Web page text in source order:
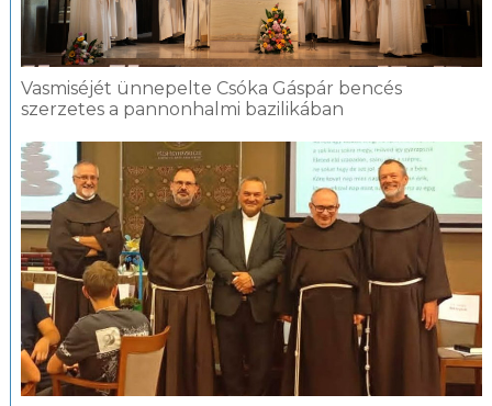
Vasmiséjét ünnepelte Csóka Gáspár bencés
szerzetes a pannonhalmi bazilikában